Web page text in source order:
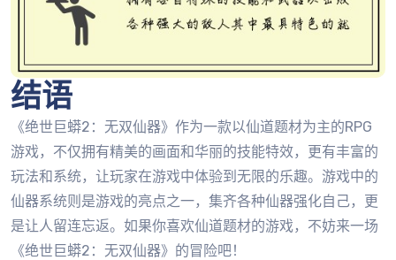
结语
《绝世巨蟒2：无双仙器》作为一款以仙道题材为主的RPG
游戏，不仅拥有精美的画面和华丽的技能特效，更有丰富的
玩法和系统，让玩家在游戏中体验到无限的乐趣。游戏中的
仙器系统则是游戏的亮点之一，集齐各种仙器强化自己，更
是让人留连忘返。如果你喜欢仙道题材的游戏，不妨来一场
《绝世巨蟒2：无双仙器》的冒险吧！